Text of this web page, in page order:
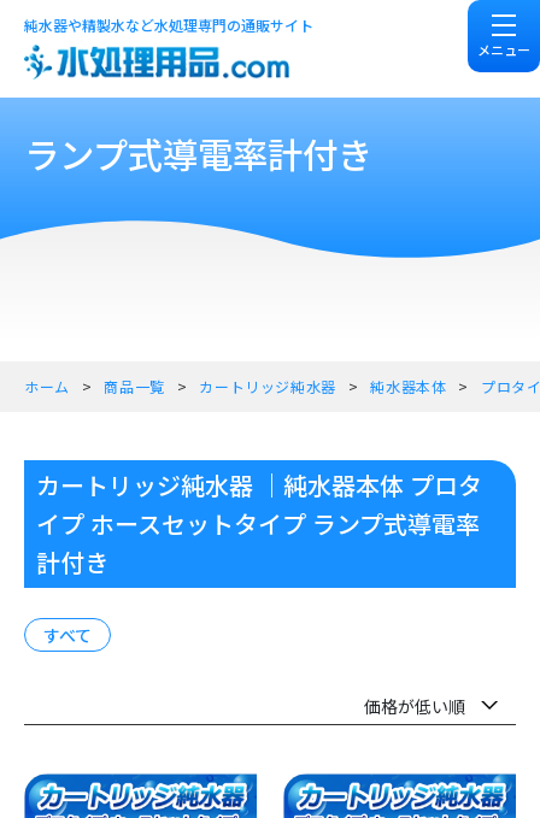
純水器や精製水など水処理専門の通販サイト
メニュー
ランプ式導電率計付き
ホーム 商品一覧 カートリッジ純水器 純水器本体 プロタ
カートリッジ純水器 ｜純水器本体 プロタ
イプ ホースセットタイプ ランプ式導電率
計付き
すべて